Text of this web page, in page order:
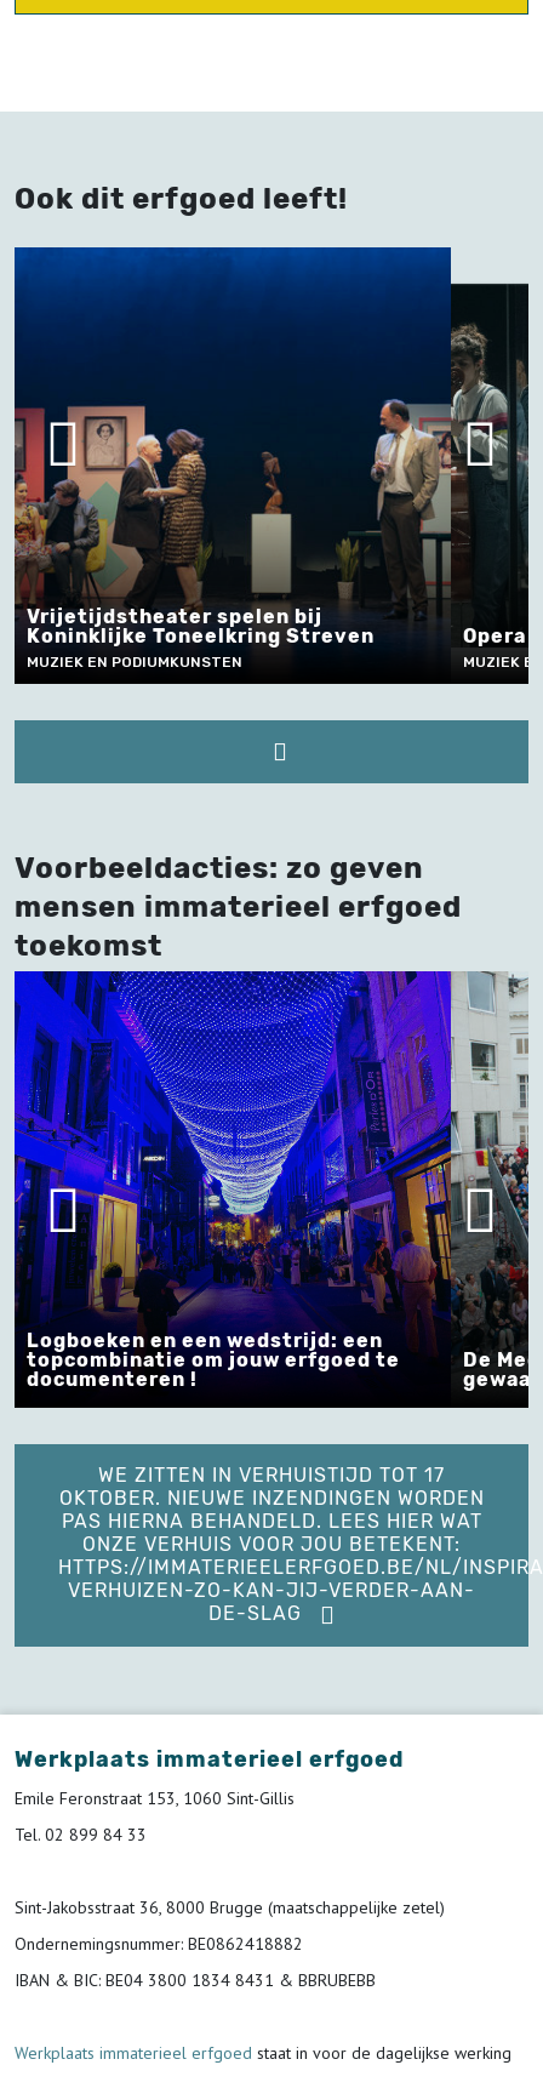
Ook dit erfgoed leeft!
Vrijetijdstheater spelen bij
Koninklijke Toneelkring Streven
MUZIEK EN PODIUMKUNSTEN
Opera
MUZIEK
Voorbeeldacties: zo geven
mensen immaterieel erfgoed
toekomst
Logboeken en een wedstrijd: een
topcombinatie om jouw erfgoed te
documenteren !
De
WE ZITTEN IN VERHUISTIJD TOT 17
OKTOBER. NIEUWE INZENDINGEN WORDEN
PAS HIERNA BEHANDELD. LEES HIER WAT
ONZE VERHUIS VOOR JOU BETEKENT:
HTTPS://IMMATERIEELERFGOED.BE/NL/
VERHUIZEN-ZO-KAN-JIJ-VERDER-AAN-
DE-SLAG
Werkplaats immaterieel erfgoed
Emile Feronstraat 153, 1060 Sint-Gillis
Tel. 02 899 84 33
Sint-Jakobsstraat 36, 8000 Brugge (maatschappelijke zetel)
Ondernemingsnummer: BE0862418882
IBAN & BIC: BE04 3800 1834 8431 & BBRUBEBB
Werkplaats immaterieel erfgoed staat in voor de dagelijkse werking